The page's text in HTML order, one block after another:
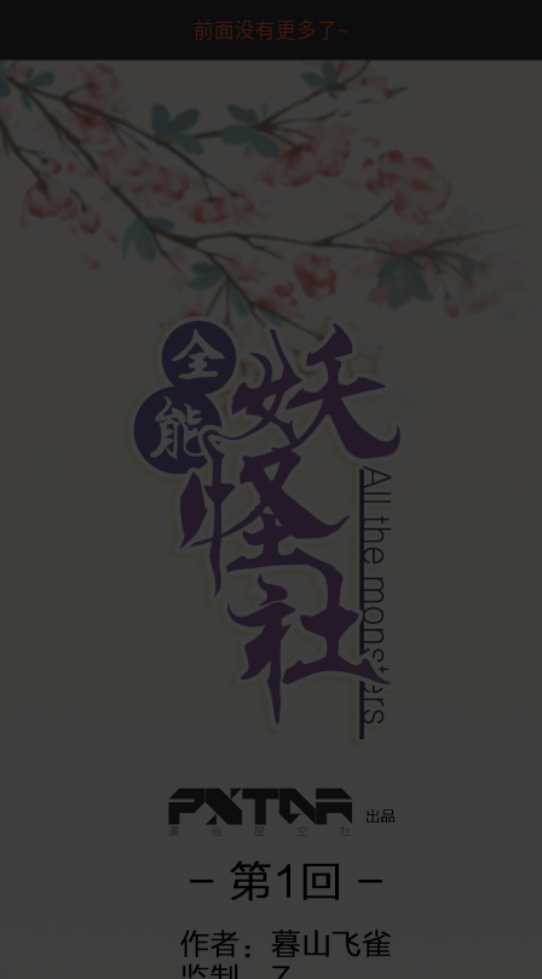
前面没有更多了~